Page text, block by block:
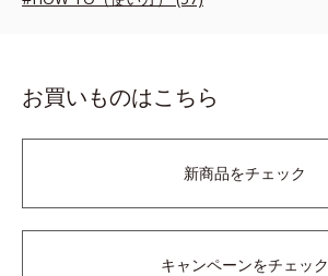
お買いものはこちら
新商品をチェック
キャンペーンをチェック